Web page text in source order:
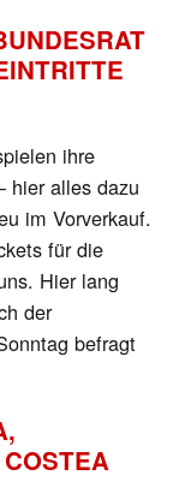
ihre
hier alles dazu
im Vorverkauf.
für die
Hier lang
der
befragt